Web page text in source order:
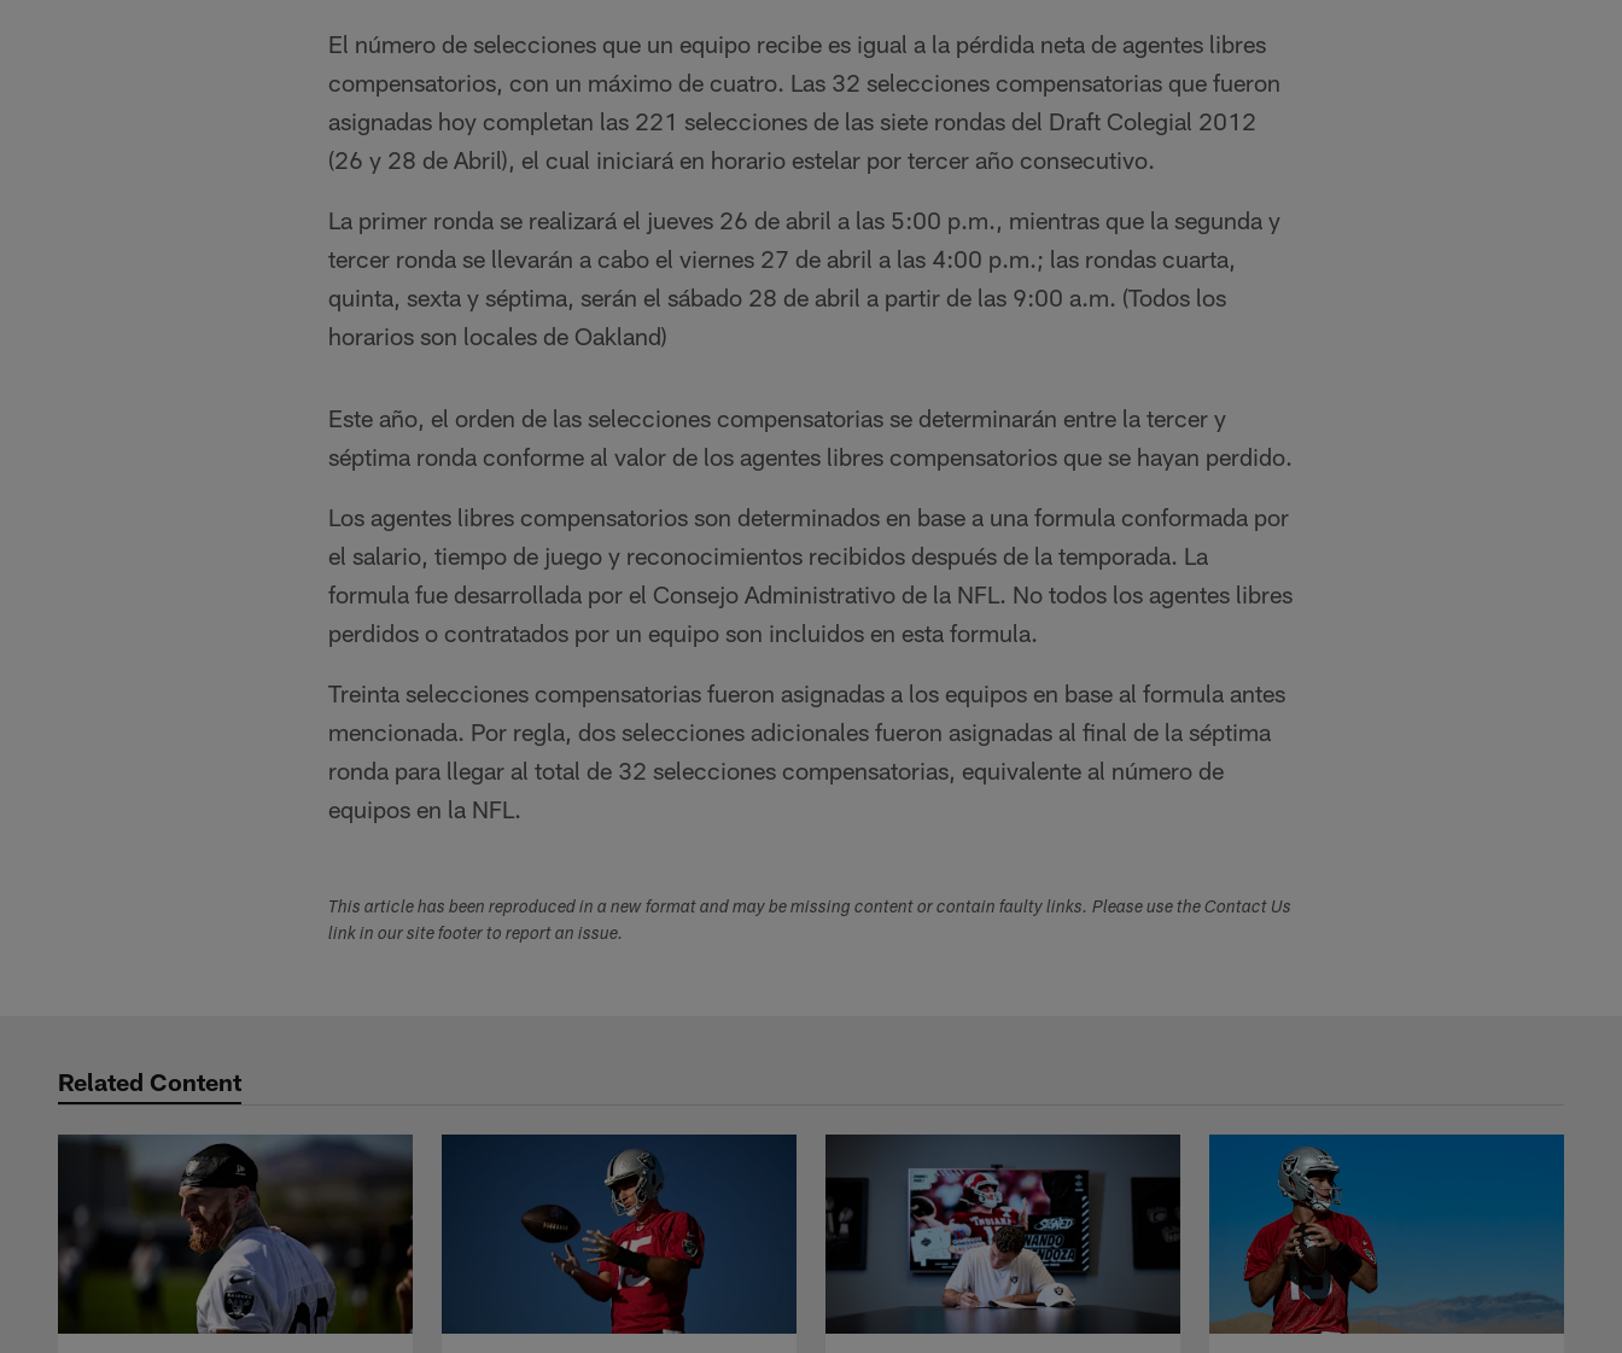
El número de selecciones que un equipo recibe es igual a la pérdida neta de agentes libres
compensatorios, con un máximo de cuatro. Las 32 selecciones compensatorias que fueron
asignadas hoy completan las 221 selecciones de las siete rondas del Draft Colegial 2012
(26 y 28 de Abril), el cual iniciará en horario estelar por tercer año consecutivo.
La primer ronda se realizará el jueves 26 de abril a las 5:00 p.m., mientras que la segunda y
tercer ronda se llevarán a cabo el viernes 27 de abril a las 4:00 p.m.; las rondas cuarta,
quinta, sexta y séptima, serán el sábado 28 de abril a partir de las 9:00 a.m. (Todos los
horarios son locales de Oakland)
Este año, el orden de las selecciones compensatorias se determinarán entre la tercer y
séptima ronda conforme al valor de los agentes libres compensatorios que se hayan perdido.
Los agentes libres compensatorios son determinados en base a una formula conformada por
el salario, tiempo de juego y reconocimientos recibidos después de la temporada. La
formula fue desarrollada por el Consejo Administrativo de la NFL. No todos los agentes libres
perdidos o contratados por un equipo son incluidos en esta formula.
Treinta selecciones compensatorias fueron asignadas a los equipos en base al formula antes
mencionada. Por regla, dos selecciones adicionales fueron asignadas al final de la séptima
ronda para llegar al total de 32 selecciones compensatorias, equivalente al número de
equipos en la NFL.
This article has been reproduced in a new format and may be missing content or contain faulty links. Please use the Contact Us
link in our site footer to report an issue.
Related Content